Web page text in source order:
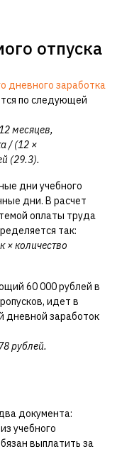
отпуска
дневного заработка
по следующей
месяцев,
/ (12 ×
(29.3).
дни учебного
дни. В расчет
оплаты труда
так:
× количество
60 000 рублей в
идет в
дневной заработок
рублей.
документа:
учебного
выплатить за